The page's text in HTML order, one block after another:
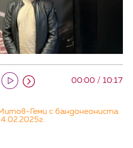
00:00 / 10:17
Геми с бандонеониста